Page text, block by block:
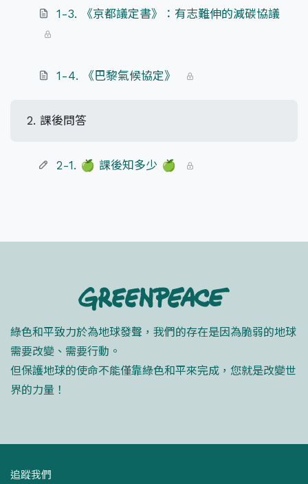
1-3. 《京都議定書》：有志難伸的減碳協議
1-4. 《巴黎氣候協定》
2. 課後問答
2-1. 🍏 課後知多少 🍏
綠色和平致力於為地球發聲，我們的存在是因為脆弱的地球
需要改變、需要行動。
但保護地球的使命不能僅靠綠色和平來完成，您就是改變世
界的力量！
追蹤我們